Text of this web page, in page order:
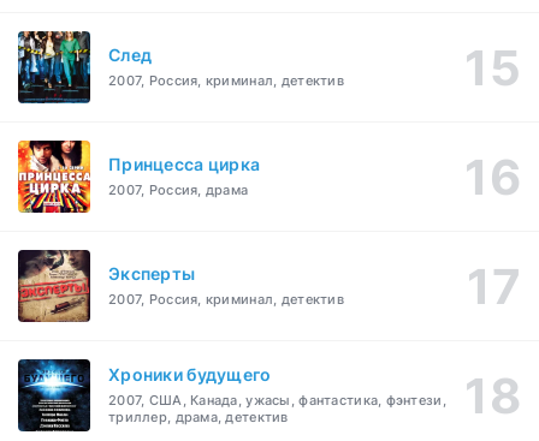
След
2007, Россия, криминал, детектив
Принцесса цирка
2007, Россия, драма
Эксперты
2007, Россия, криминал, детектив
Хроники будущего
2007, США, Канада, ужасы, фантастика, фэнтези,
триллер, драма, детектив